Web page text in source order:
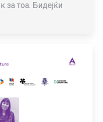
за тоа. Бидејќи